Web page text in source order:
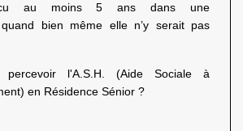
au moins 5 ans dans une
quand bien même elle n’y serait pas
l'A.S.H. (Aide Sociale à
en Résidence Sénior ?